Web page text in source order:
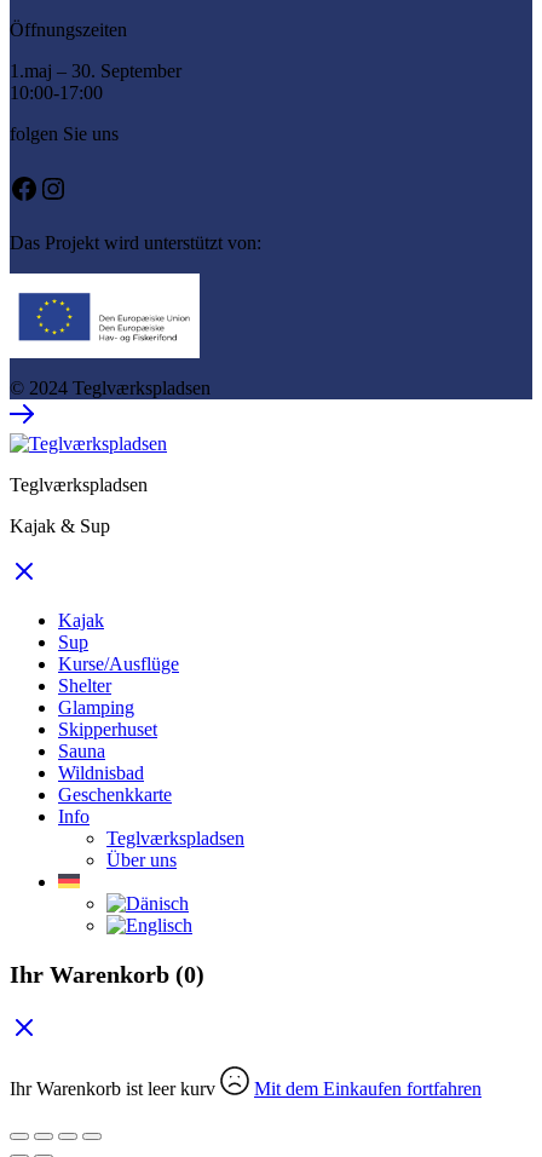
Öffnungszeiten
1.maj – 30. September
10:00-17:00
folgen Sie uns
Facebook
Instagram
Das Projekt wird unterstützt von:
© 2024 Teglværkspladsen
Teglværkspladsen
Kajak & Sup
Kajak
Sup
Kurse/Ausflüge
Shelter
Glamping
Skipperhuset
Sauna
Wildnisbad
Geschenkkarte
Info
Teglværkspladsen
Über uns
Ihr Warenkorb (0)
Ihr Warenkorb ist leer kurv Mit dem Einkaufen fortfahren